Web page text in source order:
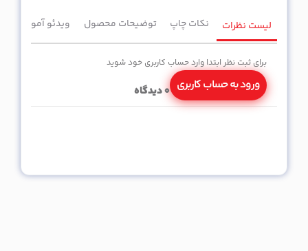
لیست نظرات نکات چاپ توضیحات محصول ویدئو آموزشی
برای ثبت نظر ابتدا وارد حساب کاربری خود شوید
ورود به حساب کاربری 0دیدگاه